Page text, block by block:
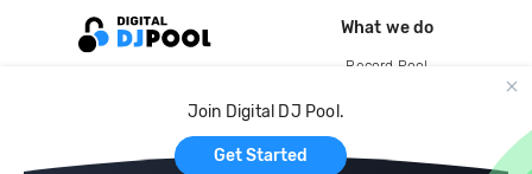
Join Digital DJ Pool.
Get Started
What we do
Record Pool